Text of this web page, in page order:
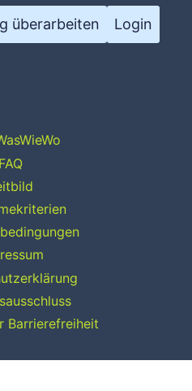
überarbeiten Login
FAQ
Barrierefreiheit